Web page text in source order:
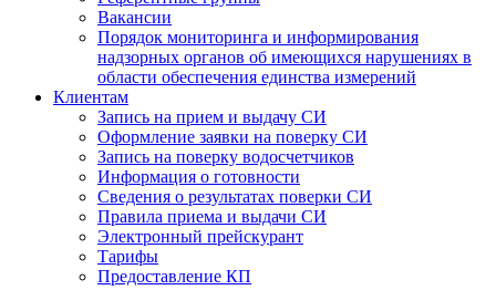
Вакансии
Порядок мониторинга и информирования
надзорных органов об имеющихся нарушениях в
области обеспечения единства измерений
Клиентам
Запись на прием и выдачу СИ
Оформление заявки на поверку СИ
Запись на поверку водосчетчиков
Информация о готовности
Сведения о результатах поверки СИ
Правила приема и выдачи СИ
Электронный прейскурант
Тарифы
Предоставление КП